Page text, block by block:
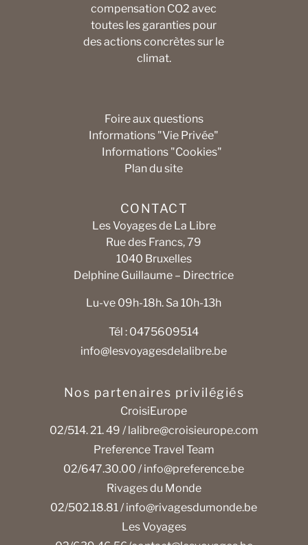
CONTACT
Les Voyages de La Libre
Rue des Francs, 79
1040 Bruxelles
Delphine Guillaume – Directrice
Lu-ve 09h-18h. Sa 10h-13h
Tél : 0475609514
info@lesvoyagesdelalibre.be
Nos partenaires privilégiés
CroisiEurope
02/514. 21. 49 / lalibre@croisieurope.com
Preference Travel Team
02/647.30.00 /info@preference.be
Rivages du Monde
02/502.18.81 /info@rivagesdumonde.be
Les Voyages
compensation CO2 avec
toutes les garanties pour
des actions concrètes sur le
climat.
Foire aux questions
Informations "Vie Privée"
Informations "Cookies"
Plan du site